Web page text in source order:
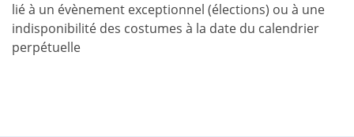
lié à un évènement exceptionnel (élections) ou à une
indisponibilité des costumes à la date du calendrier
perpétuelle